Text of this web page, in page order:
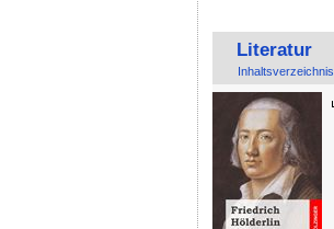
Literatur
Inhaltsverzeichnis